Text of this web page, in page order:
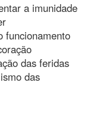
a imunidade
funcionamento
das feridas
das